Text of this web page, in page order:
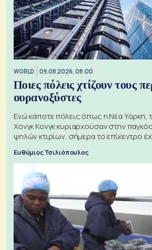
WORLD 09.08.2026, 08:00
Ποιες πόλεις χτίζουν τους
ουρανοξύστες
Ενώ κάποτε πόλεις όπως η Νέα Υόρκη,
Χονγκ Κονγκ κυριαρχούσαν στην
ψηλών κτιρίων, σήμερα το επίκεντρο
Ευθύμιος Τσιλιόπουλος